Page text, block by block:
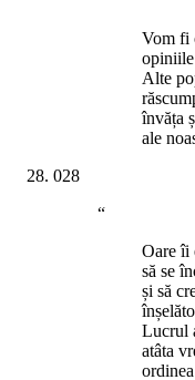
Vom fi
opiniile
Alte
învăța
ale
028
“
Oare îi
să se
și să
Lucrul
atâta